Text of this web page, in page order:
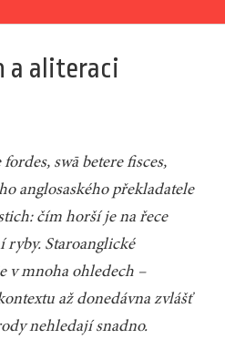
a aliteraci
swā betere fisces,
anglosaského překladatele
čím horší je na řece
ryby. Staroanglické
v mnoha ohledech –
až donedávna zvlášť
nehledají snadno.